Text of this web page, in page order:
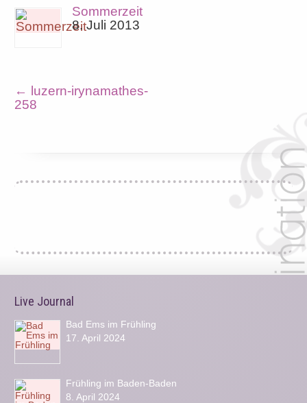
Sommerzeit
8. Juli 2013
← luzern-irynamathes-
258
Live Journal
Bad Ems im Frühling
17. April 2024
Frühling im Baden-Baden
8. April 2024